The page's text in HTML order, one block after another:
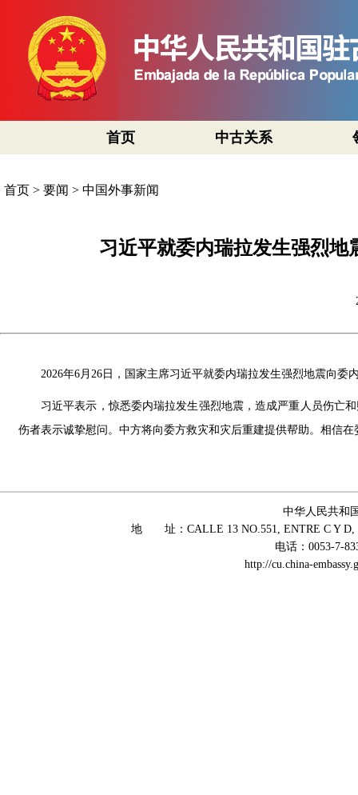
首页 中古关系
首页 > 要闻 > 中国外事新闻
习近平就委内瑞拉发生强烈
2026年6月26日，国家主席习近平就委内瑞拉发生强烈地震向委
习近平表示，惊悉委内瑞拉发生强烈地震，造成严重人员伤亡
伤者表示诚挚慰问。中方将向委方救灾和灾后重建提供帮助。相信
中华人民共和
地 址：CALLE 13 NO.551, ENTRE C Y D,
电话：0053-7-
http://cu.china-